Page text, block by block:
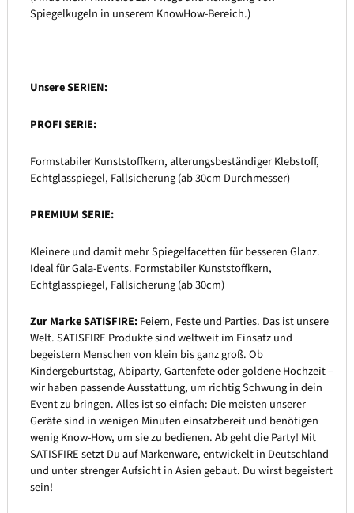
Spiegelkugeln in unserem KnowHow-Bereich.)
Unsere SERIEN:
PROFI SERIE:
Formstabiler Kunststoffkern, alterungsbeständiger Klebstoff,
Echtglasspiegel, Fallsicherung (ab 30cm Durchmesser)
PREMIUM SERIE:
Kleinere und damit mehr Spiegelfacetten für besseren Glanz.
Ideal für Gala-Events. Formstabiler Kunststoffkern,
Echtglasspiegel, Fallsicherung (ab 30cm)
Zur Marke SATISFIRE:Feiern, Feste und Parties. Das ist unsere
Welt. SATISFIRE Produkte sind weltweit im Einsatz und
begeistern Menschen von klein bis ganz groß. Ob
Kindergeburtstag, Abiparty, Gartenfete oder goldene Hochzeit –
wir haben passende Ausstattung, um richtig Schwung in dein
Event zu bringen. Alles ist so einfach: Die meisten unserer
Geräte sind in wenigen Minuten einsatzbereit und benötigen
wenig Know-How, um sie zu bedienen. Ab geht die Party! Mit
SATISFIRE setzt Du auf Markenware, entwickelt in Deutschland
und unter strenger Aufsicht in Asien gebaut. Du wirst begeistert
sein!